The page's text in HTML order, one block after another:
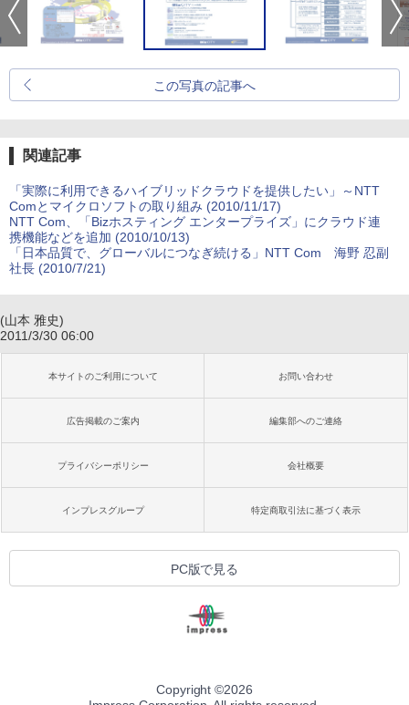
この写真の記事へ
関連記事
「実際に利用できるハイブリッドクラウドを提供したい」～NTT
Comとマイクロソフトの取り組み (2010/11/17)
NTT Com、「Bizホスティング エンタープライズ」にクラウド連
携機能などを追加 (2010/10/13)
「日本品質で、グローバルにつなぎ続ける」NTT Com 海野 忍副
社長 (2010/7/21)
(山本 雅史)
2011/3/30 06:00
本サイトのご利用について お問い合わせ
広告掲載のご案内 編集部へのご連絡
プライバシーポリシー 会社概要
インプレスグループ 特定商取引法に基づく表示
PC版で見る
Copyright ©2026